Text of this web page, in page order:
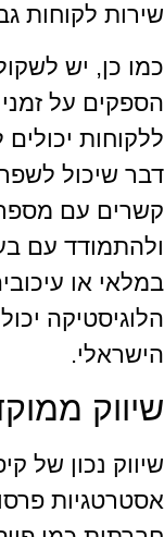
שירות לקוחות
כמו כן, יש
הספקים על
ללקוחות
דבר שיכול
קשרים עם
ולהתמודד עם
במלאי או
הלוגיסטיקה
הישראלי.
שיווק
שיווק נכון של
אסטרטגיות